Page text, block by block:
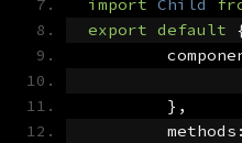
import Child
export default
},
	methods
: